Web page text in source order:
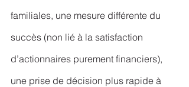
familiales, une mesure différente du
succès (non lié à la satisfaction
d’actionnaires purement financiers),
une prise de décision plus rapide à